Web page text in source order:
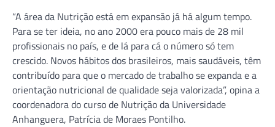
“A área da Nutrição está em expansão já há algum tempo.
Para se ter ideia, no ano 2000 era pouco mais de 28 mil
profissionais no país, e de lá para cá o número só tem
crescido. Novos hábitos dos brasileiros, mais saudáveis, têm
contribuído para que o mercado de trabalho se expanda e a
orientação nutricional de qualidade seja valorizada”, opina a
coordenadora do curso de Nutrição da Universidade
Anhanguera, Patrícia de Moraes Pontilho.